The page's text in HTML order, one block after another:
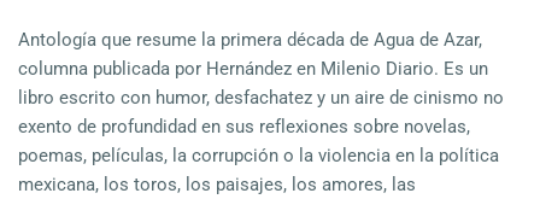
Antología que resume la primera década de Agua de Azar,
columna publicada por Hernández en Milenio Diario. Es un
libro escrito con humor, desfachatez y un aire de cinismo no
exento de profundidad en sus reflexiones sobre novelas,
poemas, películas, la corrupción o la violencia en la política
mexicana, los toros, los paisajes, los amores, las